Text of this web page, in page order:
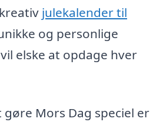
julekalender til
og personlige
elske at opdage hver
gøre Mors Dag speciel er